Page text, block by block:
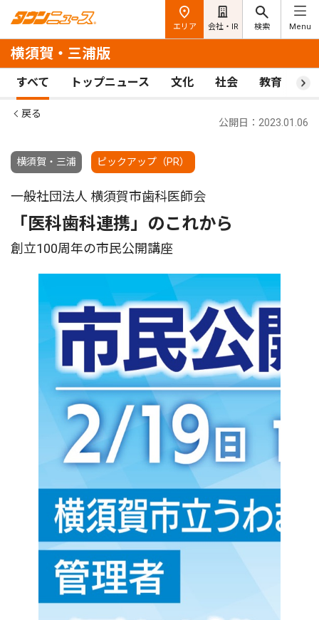
エリア 会社・IR 検索 Menu
横須賀・三浦版
すべて トップニュース 文化 社会 教育 ス
戻る
横須賀・三浦 ピックアップ（PR）
公開日：2023.01.06
一般社団法人 横須賀市歯科医師会
「医科歯科連携」のこれから
創立100周年の市民公開講座